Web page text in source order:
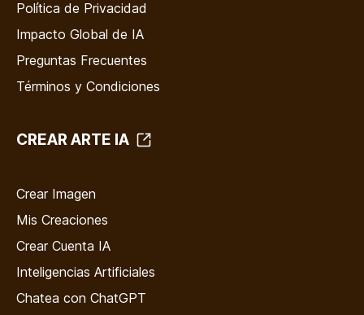
Política de Privacidad
Impacto Global de IA
Preguntas Frecuentes
Términos y Condiciones
CREAR ARTE IA
Crear Imagen
Mis Creaciones
Crear Cuenta IA
Inteligencias Artificiales
Chatea con ChatGPT